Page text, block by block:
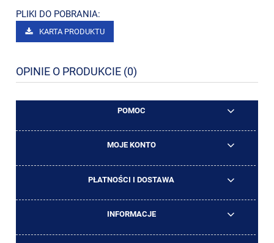
PLIKI DO POBRANIA:
KARTA PRODUKTU
OPINIE O PRODUKCIE (0)
POMOC
MOJE KONTO
PŁATNOŚCI I DOSTAWA
INFORMACJE